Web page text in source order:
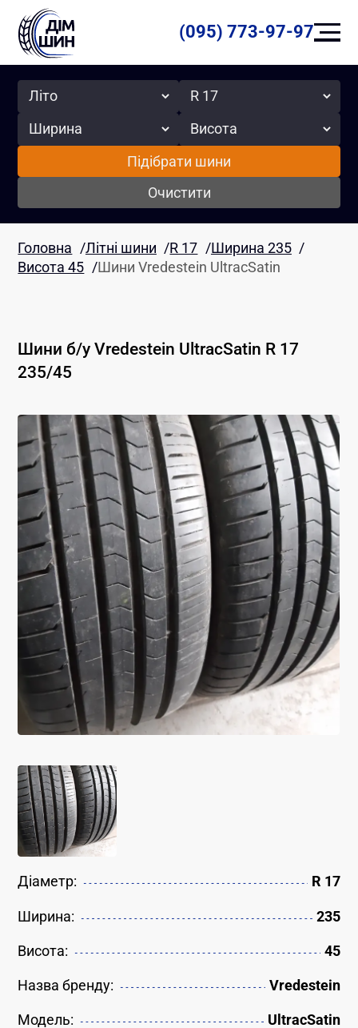
(095) 773-97-97
Сезон Радіус
Ширина Висота
Підібрати шини
Очистити
Головна /Літні шини /R 17 /Ширина 235 /
Висота 45 /Шини Vredestein UltracSatin
Шини б/уVredestein UltracSatin R 17
235/45
Діаметр: R 17
Ширина: 235
Висота: 45
Назва бренду: Vredestein
Модель: UltracSatin